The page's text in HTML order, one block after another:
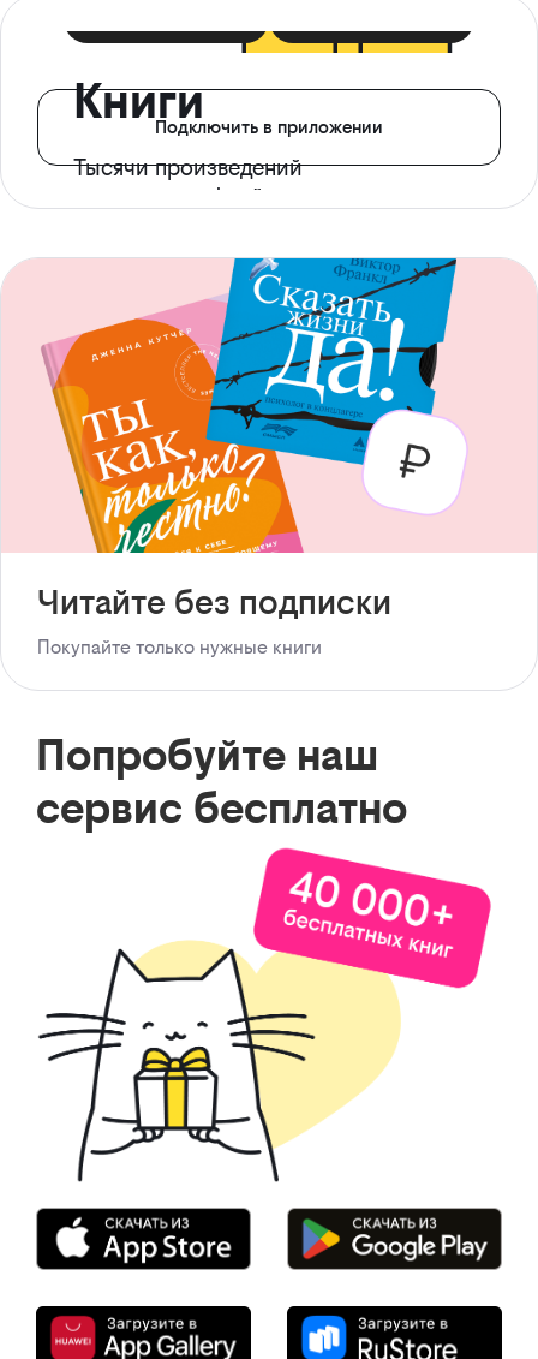
Книги
Тысячи произведений
с доступом офлайн
Подключить в приложении
Читайте без подписки
Покупайте только нужные книги
Попробуйте наш
сервис бесплатно